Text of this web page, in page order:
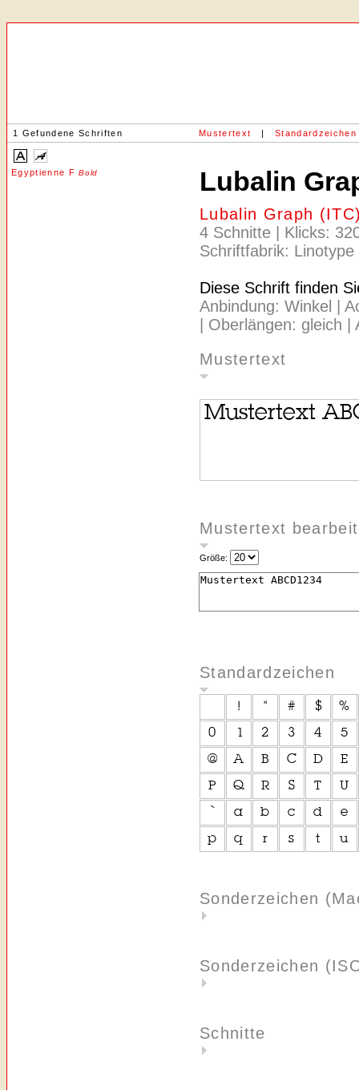
1 Gefundene Schriften Mustertext | Standardzeichen
Egyptienne FBold Lubalin
Lubalin Graph
4 Schnitte | Klicks:
Schriftfabrik: Linotype
Diese Schrift finden
Anbindung: Winkel |
| Oberlängen: gleich
Mustertext
Mustertext
Größe:
Standardzeichen
Sonderzeichen
Sonderzeichen
Schnitte